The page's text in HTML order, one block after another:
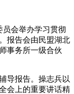
员会举办学习贯彻
报告会由民盟湖北
事务所一级合伙
导报告。操志兵以
会上的重要讲话精